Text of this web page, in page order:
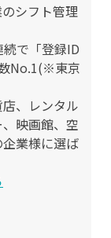
シフト管理
で「登録ID
No.1(※東京
、レンタル
映画館、空
業様に選ば